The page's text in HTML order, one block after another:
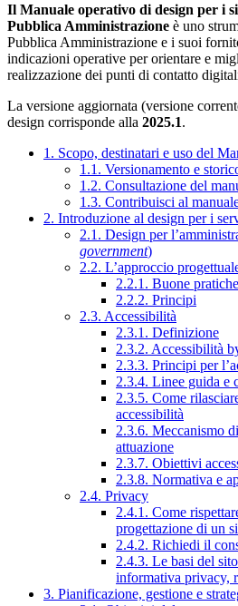
Il Manuale operativo di design per i
Pubblica Amministrazione è uno
Pubblica Amministrazione e i suoi
indicazioni operative per orientare e
realizzazione dei punti di contatto
La versione aggiornata (versione
design corrisponde alla 2025.1.
1. Scopo, destinatari e uso del
1.1. Versionamento e
1.2. Consultazione del
1.3. Contribuisci al
2. Introduzione al design per i
2.1. Design per
government)
2.2. L’approccio
2.2.1. Buone pratiche
2.2.2. Principi
2.3. Accessibilità
2.3.1. Definizione
2.3.2. Accessibilità
2.3.3. Principi per
2.3.4. Linee guida e
2.3.5. Come
accessibilità
2.3.6. Meccanismo
attuazione
2.3.7. Obiettivi
2.3.8. Normativa e
2.4. Privacy
2.4.1. Come
progettazione di un
2.4.2. Richiedi il
2.4.3. Le basi del
informativa privacy,
3. Pianificazione, gestione e